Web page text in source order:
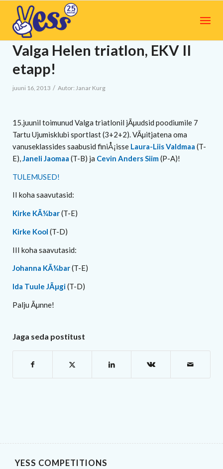
Valga Helen triatlon, EKV II
etapp!
juuni 16, 2013 / Autor: Janar Kurg
15.juunil toimunud Valga triatlonil jÃµudsid poodiumile 7
Tartu Ujumisklubi sportlast (3+2+2). VÃµitjatena oma
vanuseklassides saabusid finiÅ¡isse Laura-Liis Valdmaa (T-
E),Janeli Jaomaa (T-B) ja Cevin Anders Siim (P-A)!
TULEMUSED!
II koha saavutasid:
Kirke KÃ¼bar(T-E)
Kirke Kool (T-D)
III koha saavutasid:
Johanna KÃ¼bar(T-E)
Ida Tuule JÃµgi(T-D)
Palju Ãµnne!
Jaga seda postitust
YESS COMPETITIONS